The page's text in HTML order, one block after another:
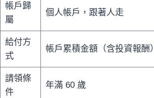
帳戶歸
屬
個人帳戶，跟著人走
給付方
式
帳戶累積金額（含投資報酬）
請領條
件
年滿 60 歲